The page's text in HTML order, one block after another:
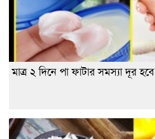
মাত্র ২ দিনে পা ফাটার সমস্যা দূর হবে